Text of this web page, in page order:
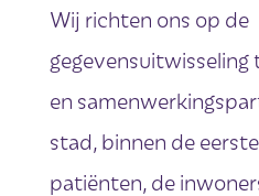
Wij richten ons op de
gegevensuitwisseling
en
stad, binnen de
patiënten, de